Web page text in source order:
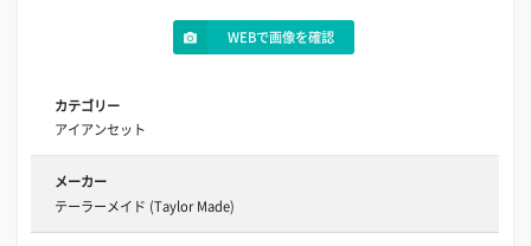
WEBで画像を確認
カテゴリー
アイアンセット
メーカー
テーラーメイド (Taylor Made)